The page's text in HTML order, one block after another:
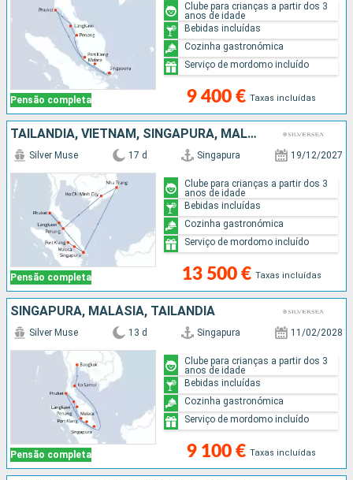
Pensão completa 9 400 € Taxas incluídas
Clube para crianças a partir dos 3
anos de idade
Bebidas incluídas
Cozinha gastronómica
Serviço de mordomo incluído
TAILÂNDIA, VIETNAM, SINGAPURA, MALÁSIA
Pensão completa
Silver Muse 17 d Singapura 19/12/2027
13 500 € Taxas incluídas
Clube para crianças a partir dos 3
anos de idade
Bebidas incluídas
Cozinha gastronómica
Serviço de mordomo incluído
SINGAPURA, MALÁSIA, TAILÂNDIA
Pensão completa
Silver Muse 13 d Singapura 11/02/2028
9 100 € Taxas incluídas
Clube para crianças a partir dos 3
anos de idade
Bebidas incluídas
Cozinha gastronómica
Serviço de mordomo incluído